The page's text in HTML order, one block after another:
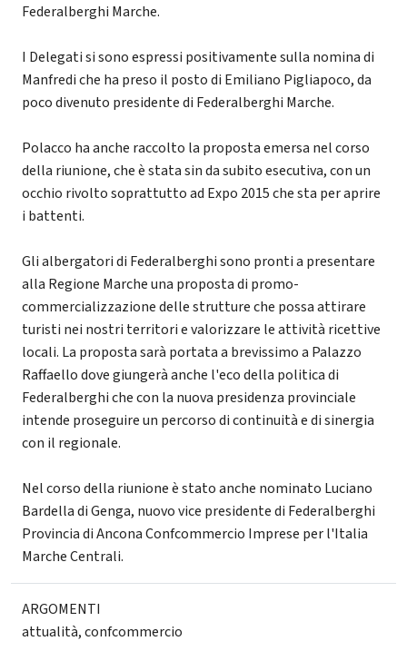
Federalberghi Marche.
I Delegati si sono espressi positivamente sulla nomina di
Manfredi che ha preso il posto di Emiliano Pigliapoco, da
poco divenuto presidente di Federalberghi Marche.
Polacco ha anche raccolto la proposta emersa nel corso
della riunione, che è stata sin da subito esecutiva, con un
occhio rivolto soprattutto ad Expo 2015 che sta per aprire
i battenti.
Gli albergatori di Federalberghi sono pronti a presentare
alla Regione Marche una proposta di promo-
commercializzazione delle strutture che possa attirare
turisti nei nostri territori e valorizzare le attività ricettive
locali. La proposta sarà portata a brevissimo a Palazzo
Raffaello dove giungerà anche l'eco della politica di
Federalberghi che con la nuova presidenza provinciale
intende proseguire un percorso di continuità e di sinergia
con il regionale.
Nel corso della riunione è stato anche nominato Luciano
Bardella di Genga, nuovo vice presidente di Federalberghi
Provincia di Ancona Confcommercio Imprese per l'Italia
Marche Centrali.
ARGOMENTI
attualità,confcommercio